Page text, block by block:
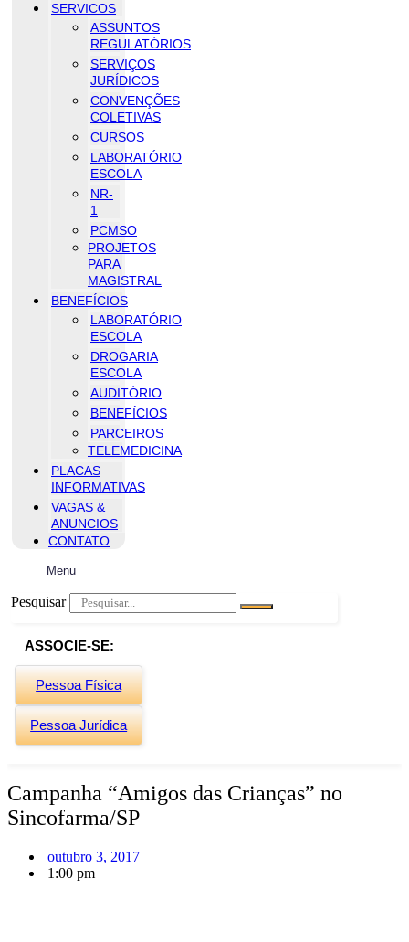
SERVICOS
ASSUNTOS
REGULATÓRIOS
SERVIÇOS
JURÍDICOS
CONVENÇÕES
COLETIVAS
CURSOS
LABORATÓRIO
ESCOLA
NR-
1
PCMSO
PROJETOS
PARA
MAGISTRAL
BENEFÍCIOS
LABORATÓRIO
ESCOLA
DROGARIA
ESCOLA
AUDITÓRIO
BENEFÍCIOS
PARCEIROS
TELEMEDICINA
PLACAS
INFORMATIVAS
VAGAS &
ANUNCIOS
CONTATO
Menu
Pesquisar
ASSOCIE-SE:
Pessoa Física
Pessoa Jurídica
Campanha “Amigos das Crianças” no
Sincofarma/SP
outubro 3, 2017
1:00 pm